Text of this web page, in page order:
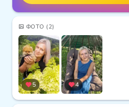
ФОТО (2)
5 4